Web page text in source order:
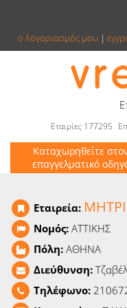
ο λογαριασμός μου |
Εταιρίες 177295
Καταχωρηθείτε
επαγγελματικό
Κατάλογος
Αγγελίες
Βιβλία
Εταιρεία:
Νομός: ΑΤΤΙΚΗΣ
Πόλη: ΑΘΗΝΑ
Διεύθυνση:
Τηλέφωνο: